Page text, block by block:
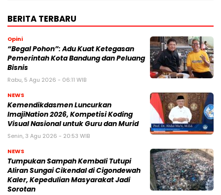
BERITA TERBARU
Opini
“Begal Pohon”: Adu Kuat Ketegasan
Pemerintah Kota Bandung dan Peluang
Bisnis
Rabu, 5 Agu 2026 - 06:11 WIB
NEWS
Kemendikdasmen Luncurkan
ImajiNation 2026, Kompetisi Koding
Visual Nasional untuk Guru dan Murid
Senin, 3 Agu 2026 - 20:53 WIB
NEWS
Tumpukan Sampah Kembali Tutupi
Aliran Sungai Cikendal di Cigondewah
Kaler, Kepedulian Masyarakat Jadi
Sorotan